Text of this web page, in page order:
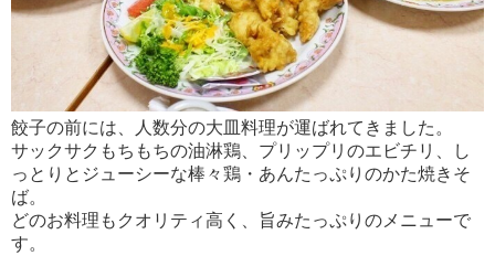
餃子の前には、人数分の大皿料理が運ばれてきました。
サックサクもちもちの油淋鶏、プリップリのエビチリ、し
っとりとジューシーな棒々鶏・あんたっぷりのかた焼きそ
ば。
どのお料理もクオリティ高く、旨みたっぷりのメニューで
す。